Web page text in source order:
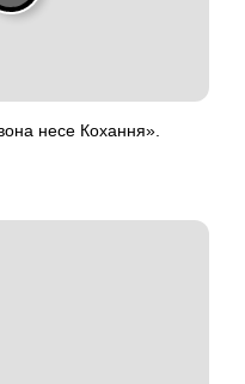
несе Кохання».